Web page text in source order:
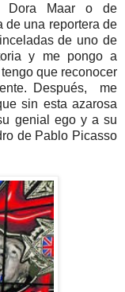
Dora Maar o de
de una reportera de
de uno de
y me pongo a
que reconocer
Después, me
sin esta azarosa
genial ego y a su
de Pablo Picasso